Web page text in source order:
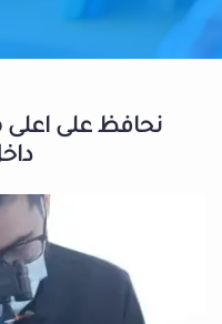
نحافظ على اعلى